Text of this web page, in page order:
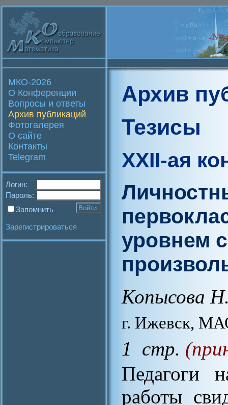
МКО-2026
О Конференции
Вопросы и ответы
Архив публикаций
Фотогалерея
О сайте
Контакты
Telegram
Логин:
Пароль:
Запомнить
Зарегистрироваться
Архив
Тезисы
XXII-ая
уровнем
Копысова
г. Ижевск,
1 стр.
Педагоги
работы